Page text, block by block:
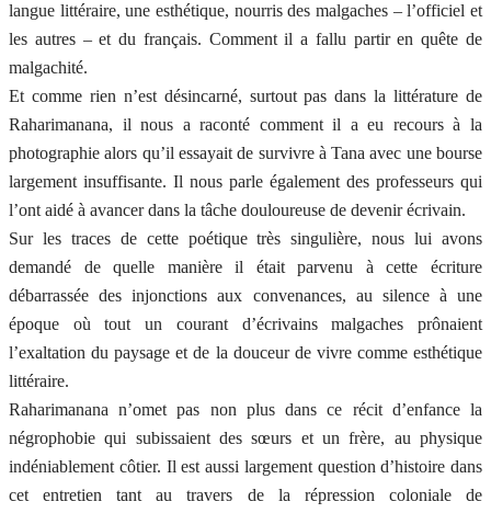
langue littéraire, une esthétique, nourris des malgaches – l’officiel et
les autres – et du français. Comment il a fallu partir en quête de
malgachité.
Et comme rien n’est désincarné, surtout pas dans la littérature de
Raharimanana, il nous a raconté comment il a eu recours à la
photographie alors qu’il essayait de survivre à Tana avec une bourse
largement insuffisante. Il nous parle également des professeurs qui
l’ont aidé à avancer dans la tâche douloureuse de devenir écrivain.
Sur les traces de cette poétique très singulière, nous lui avons
demandé de quelle manière il était parvenu à cette écriture
débarrassée des injonctions aux convenances, au silence à une
époque où tout un courant d’écrivains malgaches prônaient
l’exaltation du paysage et de la douceur de vivre comme esthétique
littéraire.
Raharimanana n’omet pas non plus dans ce récit d’enfance la
négrophobie qui subissaient des sœurs et un frère, au physique
indéniablement côtier. Il est aussi largement question d’histoire dans
cet entretien tant au travers de la répression coloniale de